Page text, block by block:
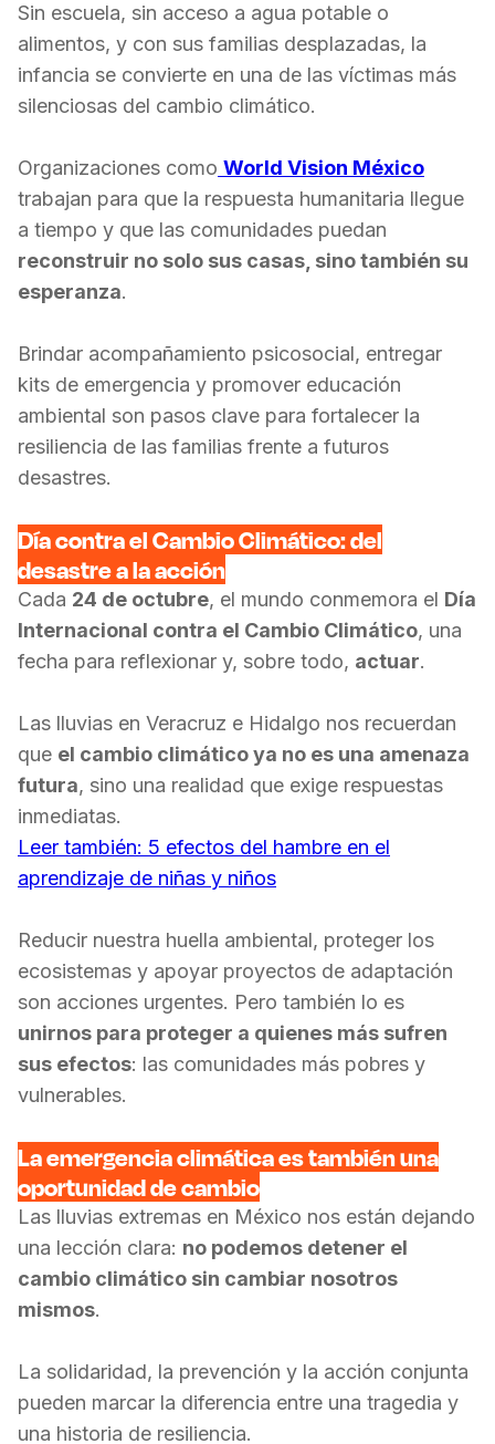
Sin escuela, sin acceso a agua potable o
alimentos, y con sus familias desplazadas, la
infancia se convierte en una de las víctimas más
silenciosas del cambio climático.
Organizaciones como World Vision México
trabajan para que la respuesta humanitaria llegue
a tiempo y que las comunidades puedan
reconstruir no solo sus casas, sino también su
esperanza.
Brindar acompañamiento psicosocial, entregar
kits de emergencia y promover educación
ambiental son pasos clave para fortalecer la
resiliencia de las familias frente a futuros
desastres.
Día contra el Cambio Climático: del
desastre a la acción
Cada 24 de octubre, el mundo conmemora el Día
Internacional contra el Cambio Climático, una
fecha para reflexionar y, sobre todo, actuar.
Las lluvias en Veracruz e Hidalgo nos recuerdan
que el cambio climático ya no es una amenaza
futura, sino una realidad que exige respuestas
inmediatas.
Leer también: 5 efectos del hambre en el
aprendizaje de niñas y niños
Reducir nuestra huella ambiental, proteger los
ecosistemas y apoyar proyectos de adaptación
son acciones urgentes. Pero también lo es
unirnos para proteger a quienes más sufren
sus efectos: las comunidades más pobres y
vulnerables.
La emergencia climática es también una
oportunidad de cambio
Las lluvias extremas en México nos están dejando
una lección clara: no podemos detener el
cambio climático sin cambiar nosotros
mismos.
La solidaridad, la prevención y la acción conjunta
pueden marcar la diferencia entre una tragedia y
una historia de resiliencia.